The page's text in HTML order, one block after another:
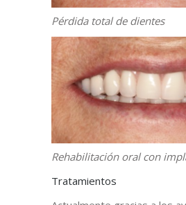
Pérdida total de dientes
Rehabilitación oral con
Tratamientos